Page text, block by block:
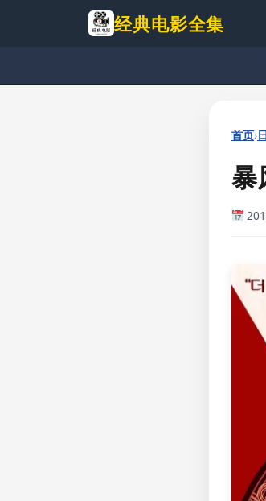
内
经典电影全集
首页›
暴